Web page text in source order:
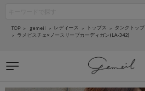
TOP gemeil レディース トップス
タンクトップ
ラメビスチェ×ノースリーブカーディガン(LA-342)